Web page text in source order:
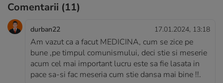
Comentarii (11)
durban22 17.01.2024, 13:18
Am vazut ca a facut MEDICINA, cum se zice pe
bune ,pe timpul comunismului, deci stie si meserie
acum cel mai important lucru este sa fie lasata in
pace sa-si fac meseria cum stie dansa mai bine !!.